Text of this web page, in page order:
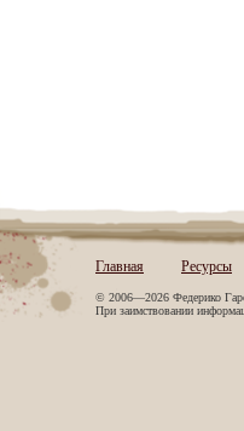
Главная Ресурсы
© 2006—2026 Федерико
При заимствовании